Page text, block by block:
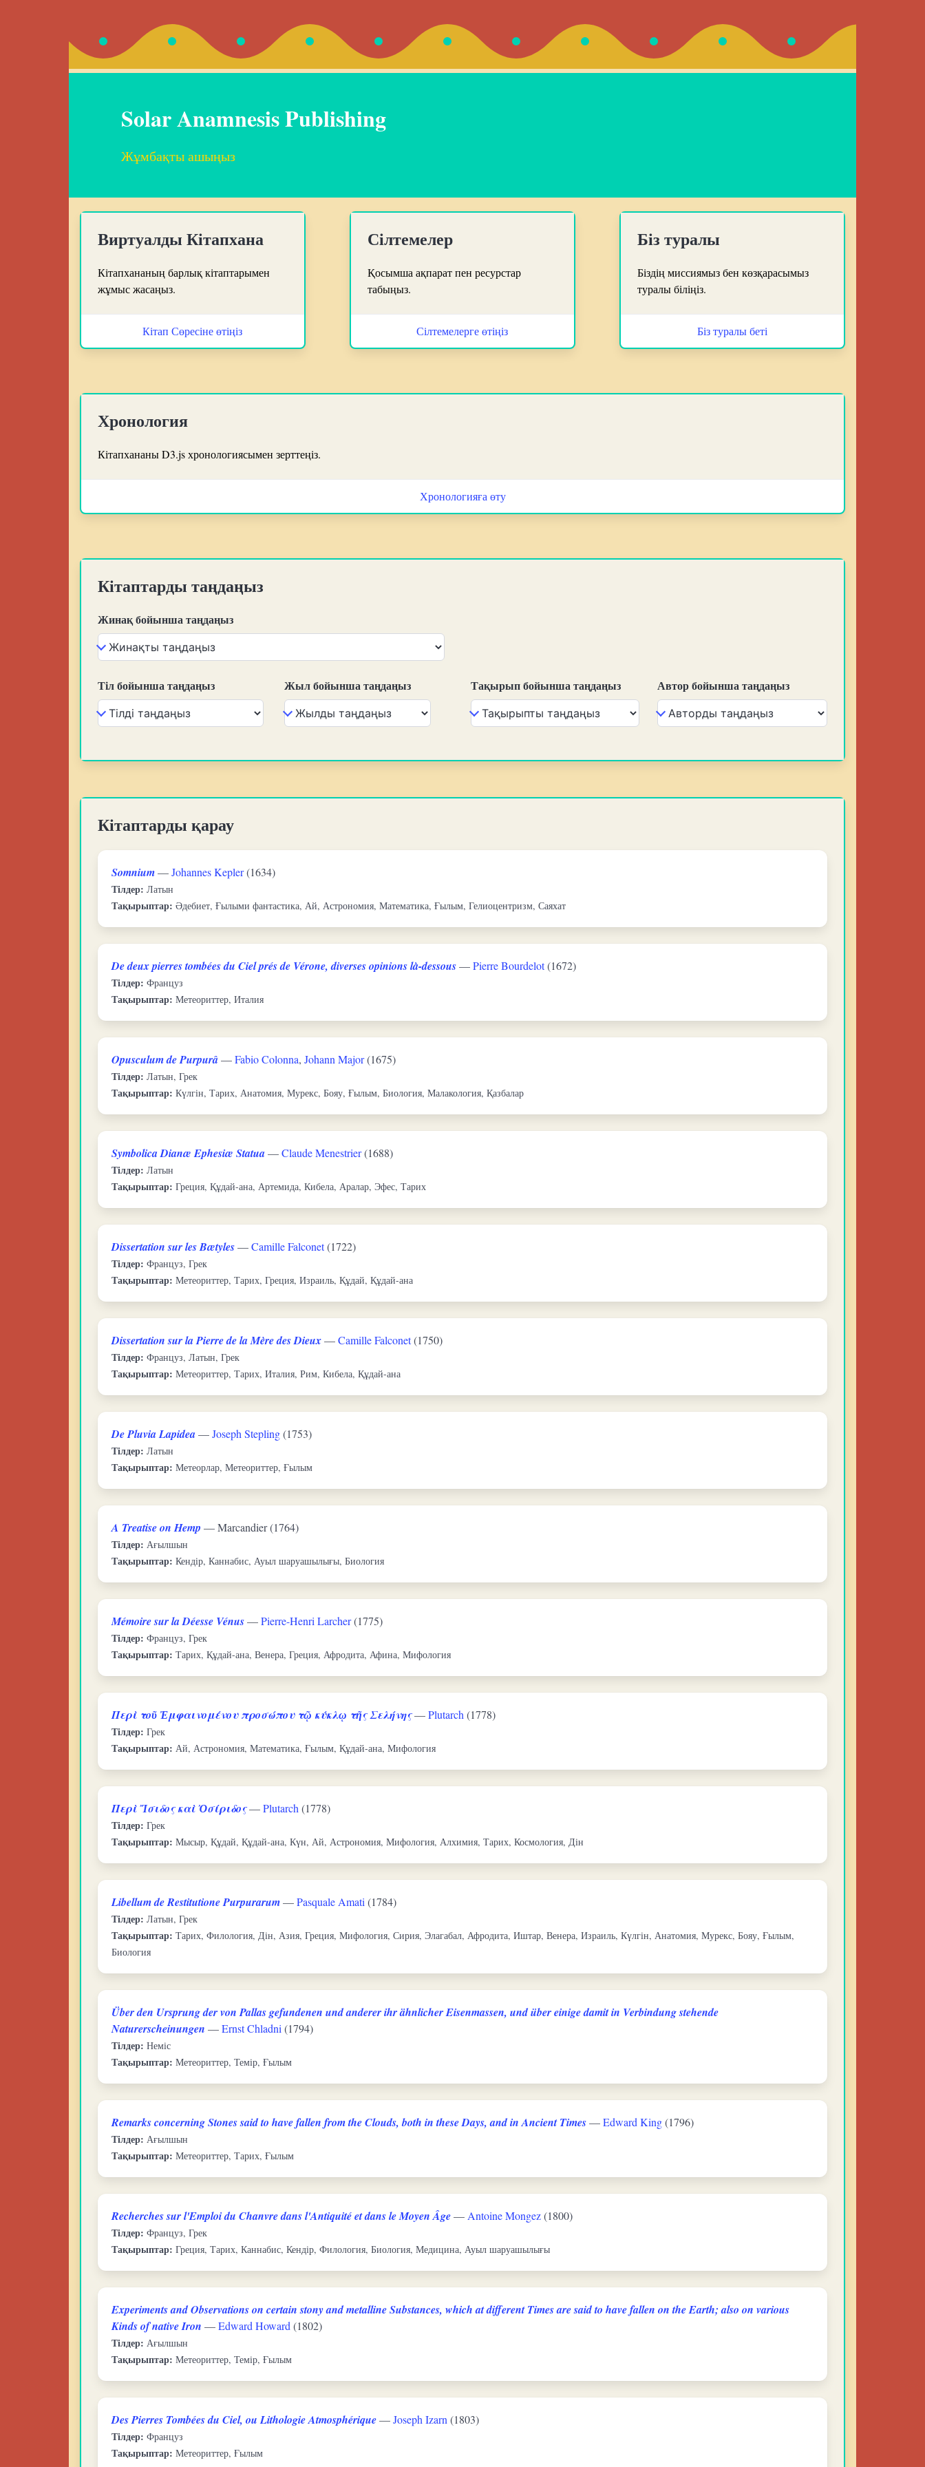
Solar Anamnesis Publishing
Жұмбақты ашыңыз
Виртуалды Кітапхана
Кітапхананың барлық кітаптарымен
жұмыс жасаңыз.
Кітап Сөресіне өтіңіз
Сілтемелер
Қосымша ақпарат пен ресурстар
табыңыз.
Сілтемелерге өтіңіз
Біз туралы
Біздің миссиямыз бен көзқарасымыз
туралы біліңіз.
Біз туралы беті
Хронология
Кітапхананы D3.js хронологиясымен зерттеңіз.
Хронологияға өту
Кітаптарды таңдаңыз
Жинақ бойынша таңдаңыз
Тіл бойынша таңдаңыз Жыл бойынша таңдаңыз Тақырып бойынша таңдаңыз Автор бойынша таңдаңыз
Кітаптарды қарау
Somnium—Johannes Kepler(1634)
Тілдер: Латын
Тақырыптар: Әдебиет, Ғылыми фантастика, Ай, Астрономия, Математика, Ғылым, Гелиоцентризм, Саяхат
De deux pierres tombées du Ciel prés de Vérone, diverses opinions là-dessous—Pierre Bourdelot(1672)
Тілдер: Француз
Тақырыптар: Метеориттер, Италия
Opusculum de Purpurâ—Fabio Colonna, Johann Major(1675)
Тілдер: Латын, Грек
Тақырыптар: Күлгін, Тарих, Анатомия, Мурекс, Бояу, Ғылым, Биология, Малакология, Қазбалар
Symbolica Dianæ Ephesiæ Statua—Claude Menestrier(1688)
Тілдер: Латын
Тақырыптар: Греция, Құдай-ана, Артемида, Кибела, Аралар, Эфес, Тарих
Dissertation sur les Bætyles—Camille Falconet(1722)
Тілдер: Француз, Грек
Тақырыптар: Метеориттер, Тарих, Греция, Израиль, Құдай, Құдай-ана
Dissertation sur la Pierre de la Mère des Dieux—Camille Falconet(1750)
Тілдер: Француз, Латын, Грек
Тақырыптар: Метеориттер, Тарих, Италия, Рим, Кибела, Құдай-ана
De Pluvia Lapidea—Joseph Stepling(1753)
Тілдер: Латын
Тақырыптар: Метеорлар, Метеориттер, Ғылым
A Treatise on Hemp — Marcandier (1764)
Тілдер: Ағылшын
Тақырыптар: Кендір, Каннабис, Ауыл шаруашылығы, Биология
Mémoire sur la Déesse Vénus—Pierre-Henri Larcher(1775)
Тілдер: Француз, Грек
Тақырыптар: Тарих, Құдай-ана, Венера, Греция, Афродита, Афина, Мифология
Περὶ τοῦ Ἐμφαινομένου προσώπου τῷ κύκλῳ τῆς Σελήνης—Plutarch (1778)
Тілдер: Грек
Тақырыптар: Ай, Астрономия, Математика, Ғылым, Құдай-ана, Мифология
Περὶ Ἴσιδος καὶ Ὀσίριδος—Plutarch (1778)
Тілдер: Грек
Тақырыптар: Мысыр, Құдай, Құдай-ана, Күн, Ай, Астрономия, Мифология, Алхимия, Тарих, Космология, Дін
Libellum de Restitutione Purpurarum—Pasquale Amati (1784)
Тілдер: Латын, Грек
Тақырыптар: Тарих, Филология, Дін, Азия, Греция, Мифология, Сирия, Элагабал, Афродита, Иштар, Венера, Израиль, Күлгін, Анатомия, Мурекс, Бояу, Ғылым,
Биология
Über den Ursprung der von Pallas gefundenen und anderer ihr ähnlicher Eisenmassen, und über einige damit in Verbindung stehende
Naturerscheinungen —Ernst Chladni (1794)
Тілдер: Неміс
Тақырыптар: Метеориттер, Темір, Ғылым
Remarks concerning Stones said to have fallen from the Clouds, both in these Days, and in Ancient Times—Edward King(1796)
Тілдер: Ағылшын
Тақырыптар: Метеориттер, Тарих, Ғылым
Recherches sur l'Emploi du Chanvre dans l'Antiquité et dans le Moyen Âge— Antoine Mongez(1800)
Тілдер: Француз, Грек
Тақырыптар: Греция, Тарих, Каннабис, Кендір, Филология, Биология, Медицина, Ауыл шаруашылығы
Experiments and Observations on certain stony and metalline Substances, which at different Times are said to have fallen on the Earth; also on various
Kinds of native Iron —Edward Howard (1802)
Тілдер: Ағылшын
Тақырыптар: Метеориттер, Темір, Ғылым
Des Pierres Tombées du Ciel, ou Lithologie Atmosphérique—Joseph Izarn (1803)
Тілдер: Француз
Тақырыптар: Метеориттер, Ғылым